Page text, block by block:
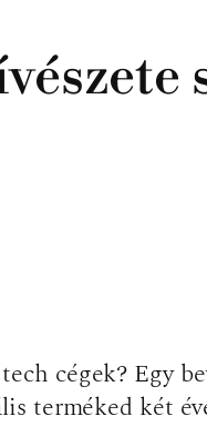
cégek? Egy
terméked két